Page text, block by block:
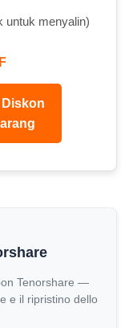
untuk menyalin)
Tenorshare —
e il ripristino dello